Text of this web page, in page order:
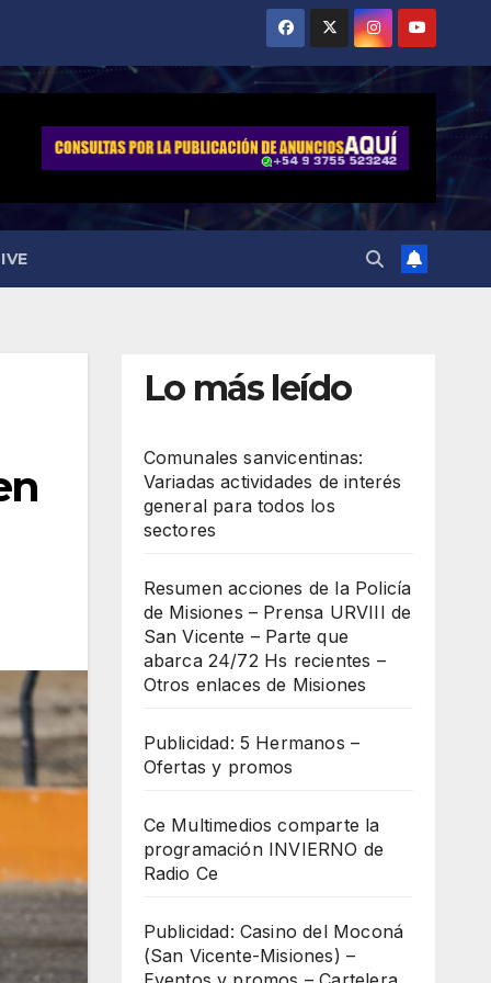
Lo más leído
Comunales sanvicentinas:
Variadas actividades de interés
general para todos los
sectores
Resumen acciones de la Policía
de Misiones – Prensa URVIII de
San Vicente – Parte que
abarca 24/72 Hs recientes –
Otros enlaces de Misiones
Publicidad: 5 Hermanos –
Ofertas y promos
Ce Multimedios comparte la
programación INVIERNO de
Radio Ce
Publicidad: Casino del Moconá
(San Vicente-Misiones) –